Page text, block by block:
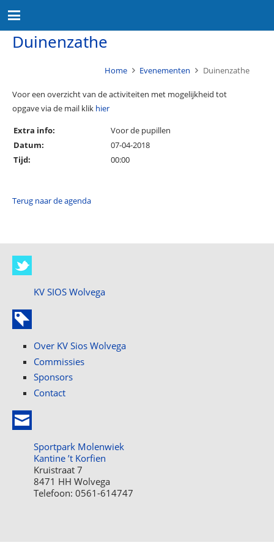
Duinenzathe
Home Evenementen Duinenzathe
Voor een overzicht van de activiteiten met mogelijkheid tot
opgave via de mail klik hier
Extra info:
Voor de pupillen
Datum:
07-04-2018
Tijd:
00:00
Terug naar de agenda
KV SIOS Wolvega
Over KV Sios Wolvega
Commissies
Sponsors
Contact
Sportpark Molenwiek
Kantine ’t Korfien
Kruistraat 7
8471 HH Wolvega
Telefoon: 0561-614747